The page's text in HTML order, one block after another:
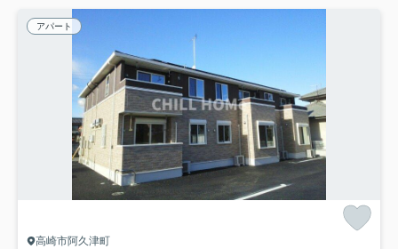
アパート
高崎市阿久津町